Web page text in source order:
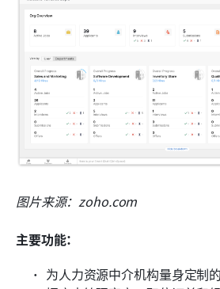
图片来源：zoho.com
主要功能：
为人力资源中介机构量身定制